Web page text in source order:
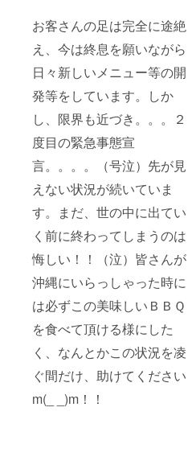
お客さんの足は完全に途絶
え、今は終息を願いながら
日々新しいメニュー等の開
発等をしています。しか
し、限界も近づき。。。２
度目の緊急事態宣
言。。。。（号泣）先が見
えない状況が続いていま
す。まだ、世の中に出てい
く前に終わってしまうのは
悔しい！！（泣）皆さんが
沖縄にいらっしゃった時に
は必ずこの美味しいＢＢＱ
を食べて頂ける様にした
く、なんとかこの状況を凌
ぐ間だけ、助けてください
m(_ _)m！！